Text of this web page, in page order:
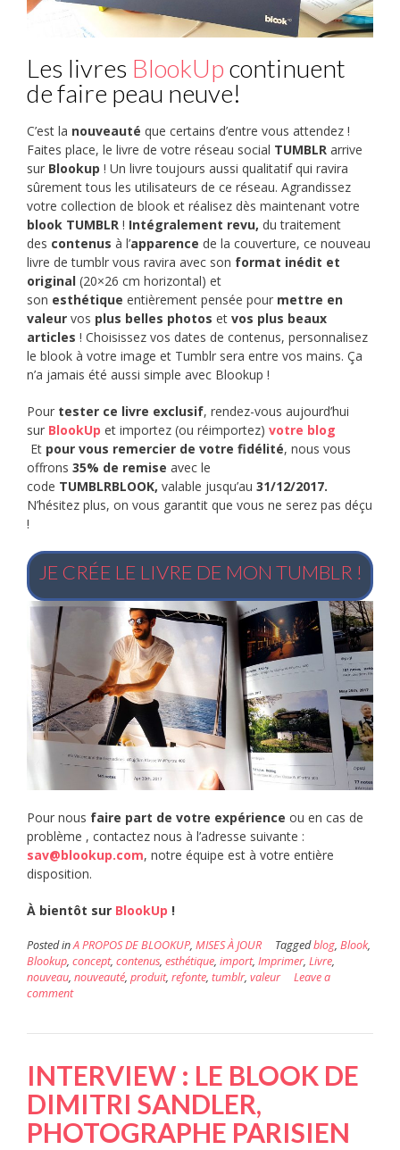
Les livres BlookUp continuent
de faire peau neuve!
C’est la nouveauté que certains d’entre vous attendez !
Faites place, le livre de votre réseau social TUMBLR arrive
sur Blookup ! Un livre toujours aussi qualitatif qui ravira
sûrement tous les utilisateurs de ce réseau. Agrandissez
votre collection de blook et réalisez dès maintenant votre
blook TUMBLR ! Intégralement revu, du traitement
des contenus à l’apparence de la couverture, ce nouveau
livre de tumblr vous ravira avec son format inédit et
original (20×26 cm horizontal) et
son esthétique entièrement pensée pour mettre en
valeur vos plus belles photos et vos plus beaux
articles ! Choisissez vos dates de contenus, personnalisez
le blook à votre image et Tumblr sera entre vos mains. Ça
n’a jamais été aussi simple avec Blookup !
Pour tester ce livre exclusif, rendez-vous aujourd’hui
sur BlookUp et importez (ou réimportez) votre blog
Et pour vous remercier de votre fidélité, nous vous
offrons 35% de remise avec le
code TUMBLRBLOOK, valable jusqu’au 31/12/2017.
N’hésitez plus, on vous garantit que vous ne serez pas déçu
!
JE CRÉE LE LIVRE DE MON TUMBLR !
Pour nous faire part de votre expérience ou en cas de
problème , contactez nous à l’adresse suivante :
sav@blookup.com, notre équipe est à votre entière
disposition.
À bientôt sur BlookUp !
Posted inA PROPOS DE BLOOKUP, MISES À JOUR Taggedblog, Blook,
Blookup, concept, contenus, esthétique, import, Imprimer, Livre,
nouveau, nouveauté, produit, refonte, tumblr, valeur
Leave a
comment
INTERVIEW : LE BLOOK DE
DIMITRI SANDLER,
PHOTOGRAPHE PARISIEN